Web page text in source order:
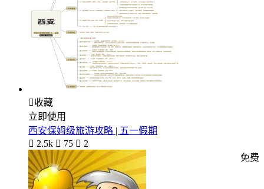
收藏
立即使用
西安保姆级旅游攻略 | 五一假期
 2.5k  75  2
免费